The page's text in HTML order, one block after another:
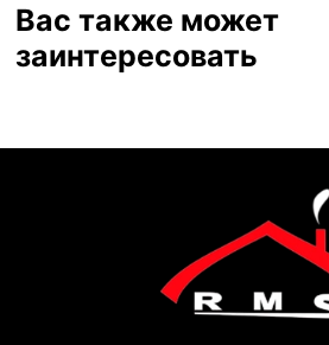
Вас также может
заинтересовать